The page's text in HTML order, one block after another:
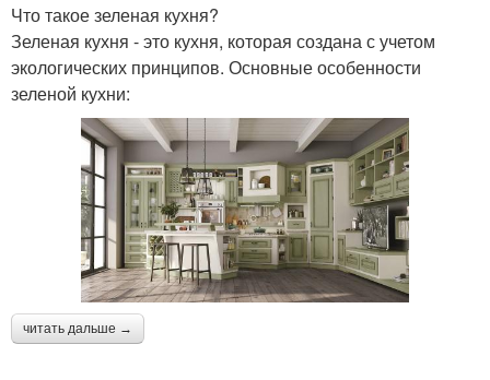
Что такое зеленая кухня?
Зеленая кухня - это кухня, которая создана с учетом
экологических принципов. Основные особенности
зеленой кухни:
читать дальше →